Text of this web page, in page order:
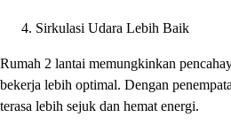
Sirkulasi Udara Lebih Baik
Rumah 2 lantai memungkinkan
bekerja lebih optimal. Dengan
terasa lebih sejuk dan hemat energi.